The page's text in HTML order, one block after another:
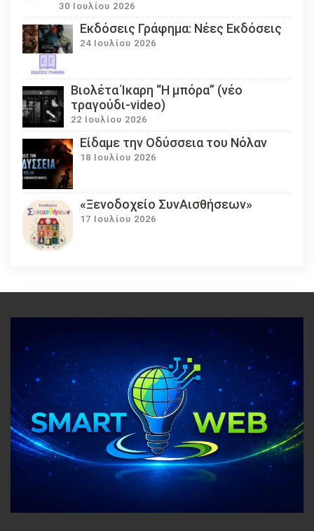
30 Ιουλίου 2026
Εκδόσεις Γράφημα: Νέες Εκδόσεις
24 Ιουλίου 2026
Βιολέτα Ίκαρη “Η μπόρα” (νέο
τραγούδι-video)
22 Ιουλίου 2026
Eίδαμε την Οδύσσεια του Νόλαν
18 Ιουλίου 2026
«Ξενοδοχείο ΣυνΑισθήσεων»
17 Ιουλίου 2026